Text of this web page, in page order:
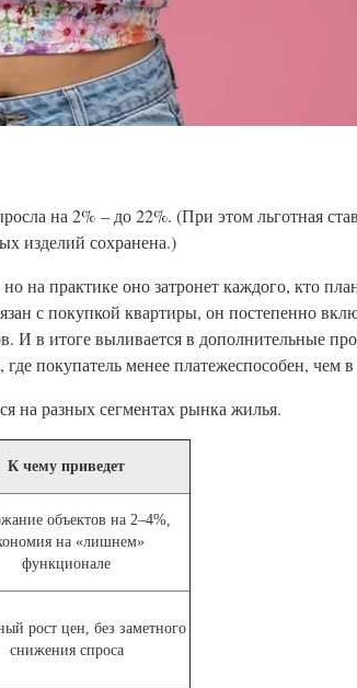
на 2% – до 22%. (При этом льготная
изделий сохранена.)
практике оно затронет каждого, кто
с покупкой квартиры, он постепенно
в итоге выливается в дополнительные
покупатель менее платежеспособен, чем
на разных сегментах рынка жилья.
К чему приведет
объектов на 2–4%,
на «лишнем»
функционале
рост цен, без заметного
снижения спроса